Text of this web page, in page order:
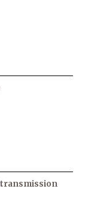
transmission